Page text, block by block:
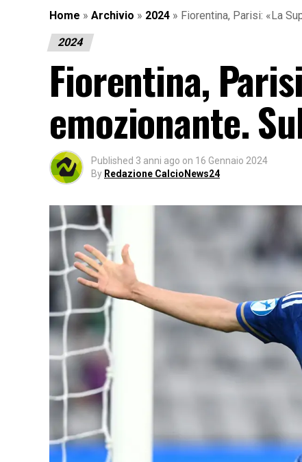
Home » Archivio » 2024 » Fiorentina, Parisi: «La
2024
Fiorentina,
emozionante.
Published 3 anni ago on 16 Gennaio 2024
By Redazione CalcioNews24